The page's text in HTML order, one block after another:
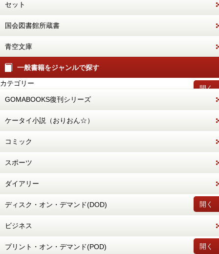
セット
国会図書館所蔵書
青空文庫
一般書籍をジャンルで探す
開く
カテゴリー
GOMABOOKS復刊シリーズ
ケータイ小説（おりおん☆）
コミック
スポーツ
ダイアリー
開く
ディスク・オン・デマンド(DOD)
ビジネス
開く
プリント・オン・デマンド(POD)